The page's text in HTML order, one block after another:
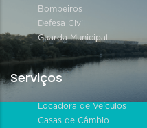
Bombeiros
Defesa Civil
Guarda Municipal
Serviços
Locadora de Veículos
Casas de Câmbio